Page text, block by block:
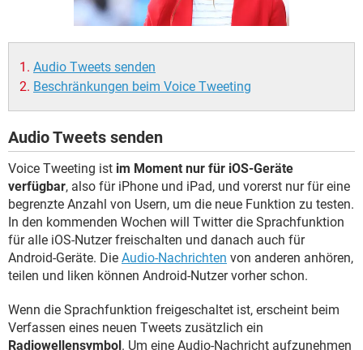
Audio Tweets senden
Beschränkungen beim Voice Tweeting
Audio Tweets senden
Voice Tweeting ist im Moment nur für iOS-Geräte
verfügbar, also für iPhone und iPad, und vorerst nur für eine
begrenzte Anzahl von Usern, um die neue Funktion zu testen.
In den kommenden Wochen will Twitter die Sprachfunktion
für alle iOS-Nutzer freischalten und danach auch für
Android-Geräte. Die Audio-Nachrichten von anderen anhören,
teilen und liken können Android-Nutzer vorher schon.
Wenn die Sprachfunktion freigeschaltet ist, erscheint beim
Verfassen eines neuen Tweets zusätzlich ein
Radiowellensymbol. Um eine Audio-Nachricht aufzunehmen